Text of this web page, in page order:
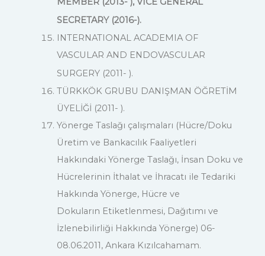
SECRETARY (2016-).
INTERNATIONAL ACADEMIA OF
VASCULAR AND ENDOVASCULAR
SURGERY (2011- ).
TÜRKKÖK GRUBU DANIŞMAN ÖĞRETİM
ÜYELİĞİ (2011- ).
Yönerge Taslağı çalışmaları (Hücre/Doku
Üretim ve Bankacılık Faaliyetleri
Hakkındaki Yönerge Taslağı, İnsan Doku ve
Hücrelerinin İthalat ve İhracatı ile Tedariki
Hakkında Yönerge, Hücre ve
Dokuların Etiketlenmesi, Dağıtımı ve
İzlenebilirliği Hakkında Yönerge) 06-
08.06.2011, Ankara Kızılcahamam.